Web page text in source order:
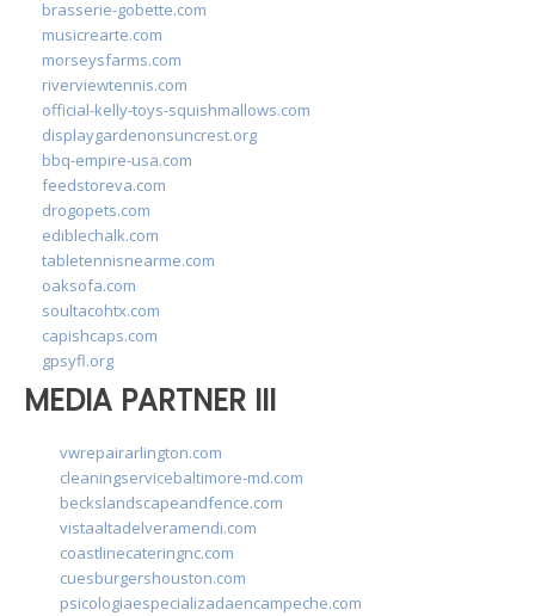
brasserie-gobette.com
musicrearte.com
morseysfarms.com
riverviewtennis.com
official-kelly-toys-squishmallows.com
displaygardenonsuncrest.org
bbq-empire-usa.com
feedstoreva.com
drogopets.com
ediblechalk.com
tabletennisnearme.com
oaksofa.com
soultacohtx.com
capishcaps.com
gpsyfl.org
MEDIA PARTNER III
vwrepairarlington.com
cleaningservicebaltimore-md.com
beckslandscapeandfence.com
vistaaltadelveramendi.com
coastlinecateringnc.com
cuesburgershouston.com
psicologiaespecializadaencampeche.com